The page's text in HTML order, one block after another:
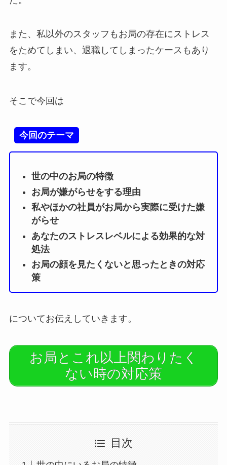
また、私以外のスタッフもお局の存在にストレス
をためてしまい、退職してしまったケースもあり
ます。
そこで今回は
今回のテーマ
世の中のお局の特徴
お局が嫌がらせをする理由
私やほかの社員がお局から実際に受けた嫌
がらせ
あなたのストレスレベルによる効果的な対
処法
お局の顔を見たくないと思ったときの対応
策
についてお伝えしていきます。
お局とこれ以上関わりたく
ない時の対応策
目次